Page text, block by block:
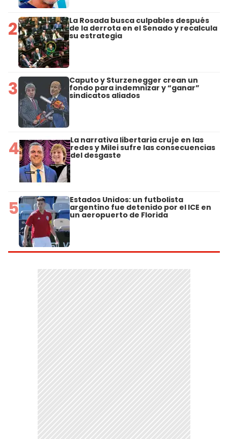
2 La Rosada busca culpables después
de la derrota en el Senado y recalcula
su estrategia
3 Caputo y Sturzenegger crean un
fondo para indemnizar y “ganar”
sindicatos aliados
4 La narrativa libertaria cruje en las
redes y Milei sufre las consecuencias
del desgaste
5 Estados Unidos: un futbolista
argentino fue detenido por el ICE en
un aeropuerto de Florida